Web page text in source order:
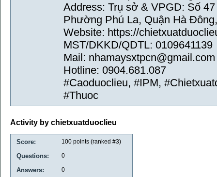
Address: Trụ sở & VPGD: Số
Phường Phú La, Quận Hà
Website: https://
MST/DKKD/QDTL: 0109641139
Mail: nhamaysxtpcn@gmail.com
Hotline: 0904.681.087
#Caoduoclieu, #IPM,
#Thuoc
Activity by chietxuatduoclieu
Score: 100 points (ranked #3)
Questions: 0
Answers: 0